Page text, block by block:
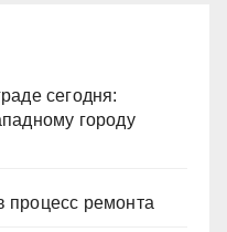
сегодня:
городу
ремонта